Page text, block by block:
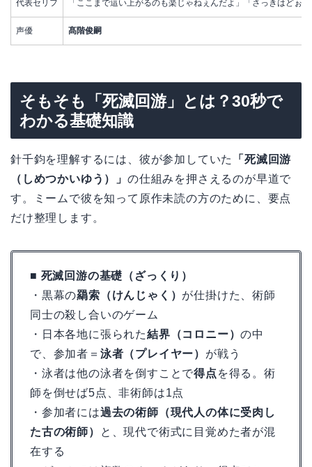
代表セリフ 「ここまで這い上がるのも楽じゃねぇんだよ」「さっきはどぉ
声優 髙階俊嗣
そもそも「死滅回游」とは？30秒で
わかる基礎知識
針千鈞を理解するには、彼が参加していた
「死滅回游
（しめつかいゆう）」 の仕組みを押さえるのが早道で
す。ミームで彼を知って原作未読の方のために、要点
だけ整理します。
■ 死滅回游の基礎（ざっくり）
・黒幕の羂索（けんじゃく） が仕掛けた、術師
同士の殺し合いのゲーム
・日本各地に張られた結界（コロニー）の中
で、参加者＝ 泳者（プレイヤー） が戦う
・泳者は他の泳者を倒すことで得点 を得る。術
師を倒せば5点、非術師は1点
・参加者には過去の術師（現代人の体に受肉し
た古の術師）
と、現代で術式に目覚めた者が混
在する